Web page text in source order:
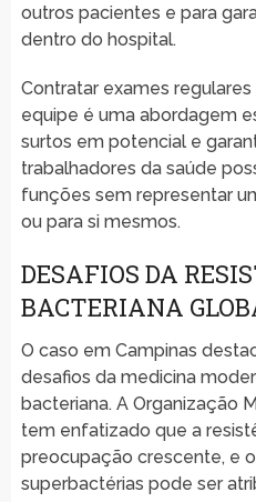
outros pacientes e para
dentro do hospital.
Contratar exames
equipe é uma abordagem
surtos em potencial e
trabalhadores da saúde
funções sem representar
ou para si mesmos.
DESAFIOS DA
BACTERIANA
O caso em Campinas
desafios da medicina
bacteriana. A Organização
tem enfatizado que a
preocupação crescente, e
superbactérias pode ser